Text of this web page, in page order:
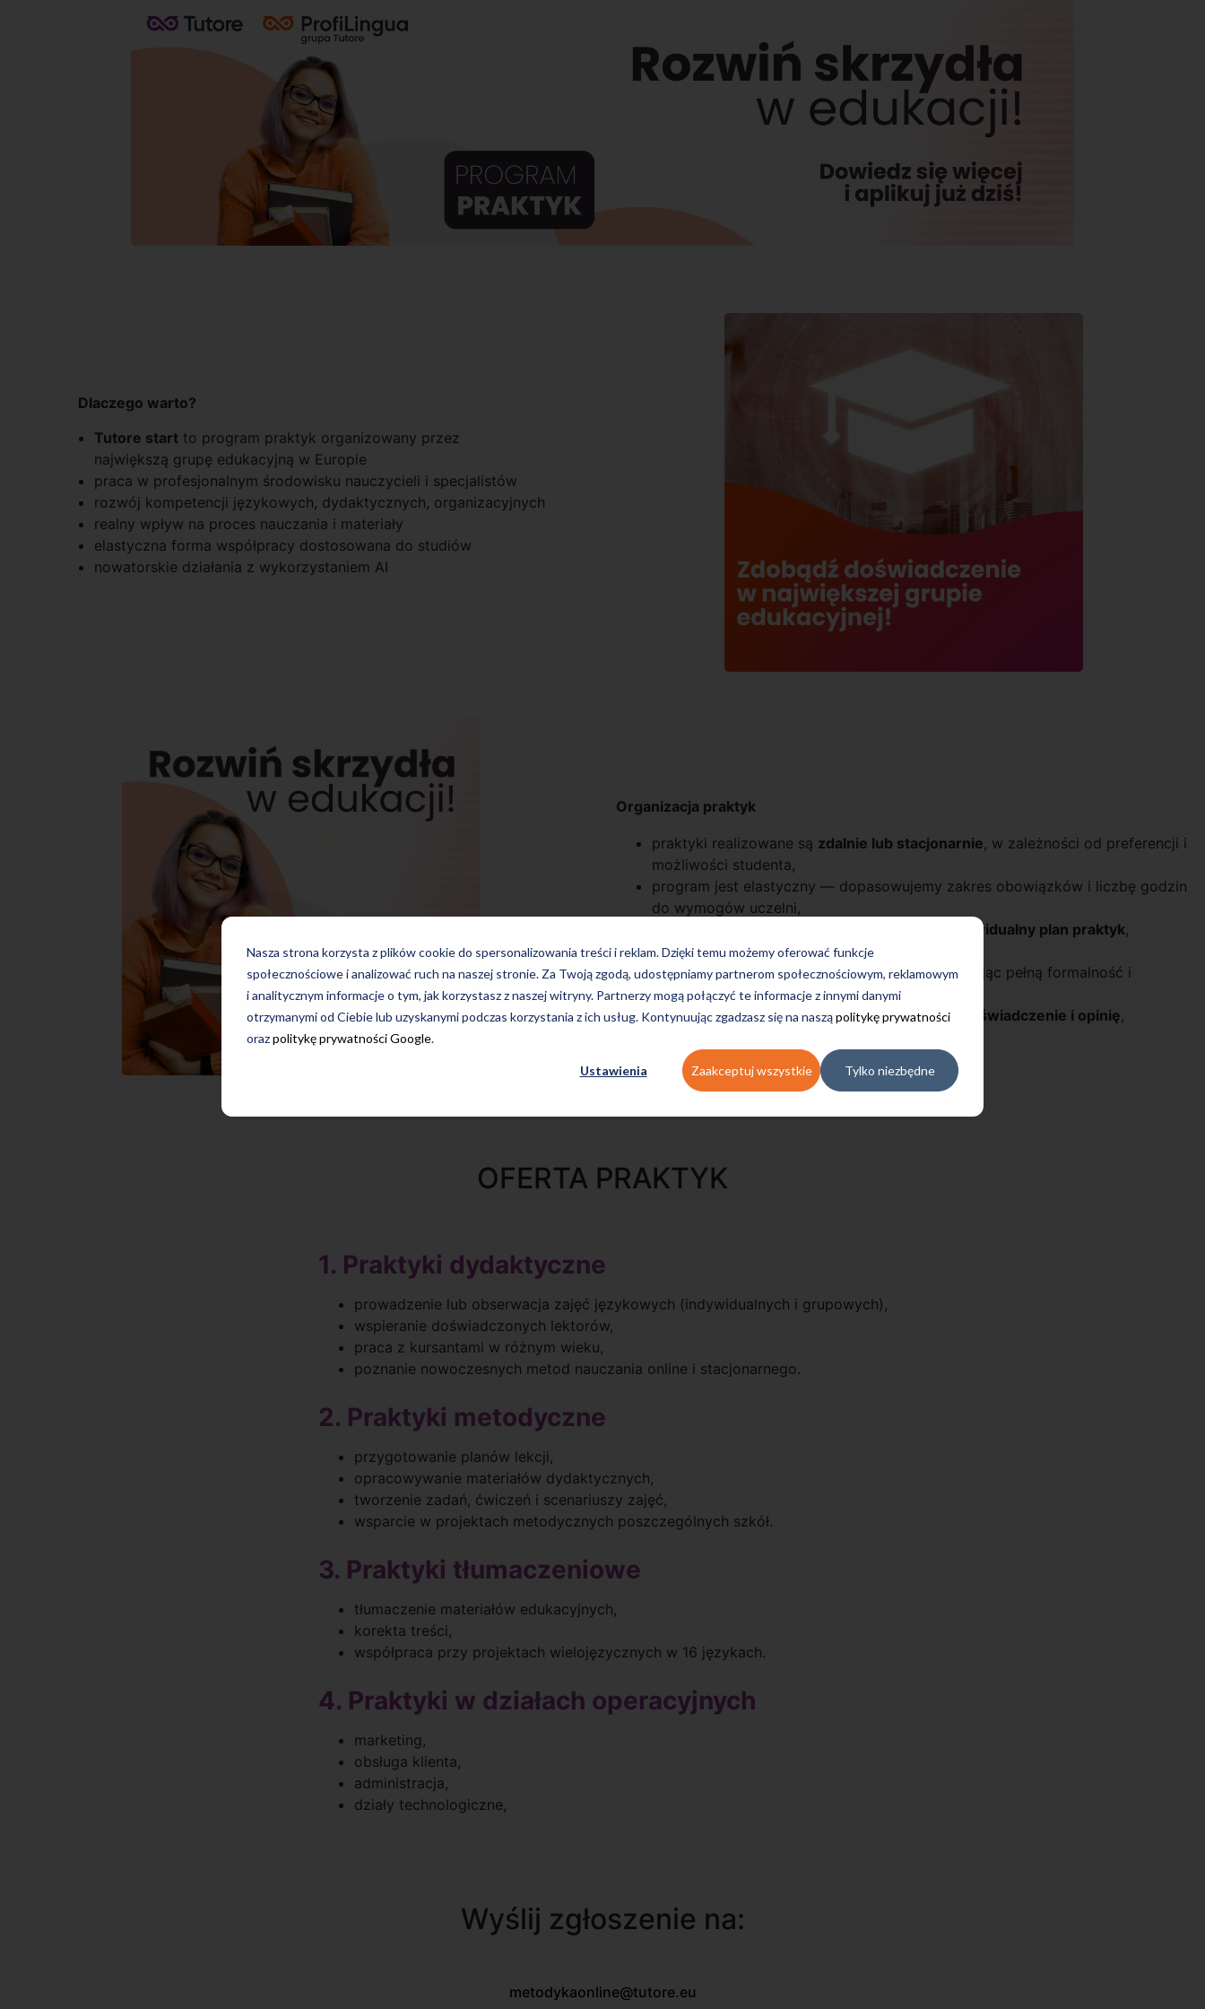
Nasza strona korzysta z plików cookie do spersonalizowania treści i reklam. Dzięki temu możemy oferować funkcje
społecznościowe i analizować ruch na naszej stronie. Za Twoją zgodą, udostępniamy partnerom społecznościowym, reklamowym
i analitycznym informacje o tym, jak korzystasz z naszej witryny. Partnerzy mogą połączyć te informacje z innymi danymi
otrzymanymi od Ciebie lub uzyskanymi podczas korzystania z ich usług. Kontynuując zgadzasz się na nasząpolitykę prywatności
orazpolitykę prywatności Google.
Ustawienia Zaakceptuj wszystkie Tylko niezbędne
Dlaczego warto?
Tutore startto program praktyk organizowany przez
największą grupę edukacyjną w Europie
praca w profesjonalnym środowisku nauczycieli i specjalistów
rozwój kompetencji językowych, dydaktycznych, organizacyjnych
realny wpływ na proces nauczania i materiały
elastyczna forma współpracy dostosowana do studiów
nowatorskie działania z wykorzystaniem AI
Organizacja praktyk
praktyki realizowane są zdalnie lub stacjonarnie, w zależności od preferencji i
możliwości studenta,
program jest elastyczny — dopasowujemy zakres obowiązków i liczbę godzin
do wymogów uczelni,
indywidualny plan praktyk,
dostosowany do wybranego obszaru,
podpisujemyumowę z praktykantem, zapewniając pełną formalność i
transparentność,
po zakończeniu programu student otrzymuje
zaświadczenie i opinię,
OFERTA PRAKTYK
1. Praktyki dydaktyczne
prowadzenie lub obserwacja zajęć językowych (indywidualnych i grupowych),
wspieranie doświadczonych lektorów,
praca z kursantami w różnym wieku,
poznanie nowoczesnych metod nauczania online i stacjonarnego.
2. Praktyki metodyczne
przygotowanie planów lekcji,
opracowywanie materiałów dydaktycznych,
tworzenie zadań, ćwiczeń i scenariuszy zajęć,
wsparcie w projektach metodycznych poszczególnych szkół.
3. Praktyki tłumaczeniowe
tłumaczenie materiałów edukacyjnych,
korekta treści,
współpraca przy projektach wielojęzycznych w 16 językach.
4. Praktyki w działach operacyjnych
marketing,
obsługa klienta,
administracja,
działy technologiczne,
Wyślij zgłoszenie na:
metodykaonline@tutore.eu